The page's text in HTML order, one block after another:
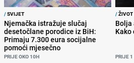
/SVIJET
Njemačka istražuje slučaj
desetočlane porodice iz BiH:
Primaju 7.300 eura socijalne
pomoći mjesečno
PRIJE OKO 10H
/ŽIVOT
Kako
PRIJE